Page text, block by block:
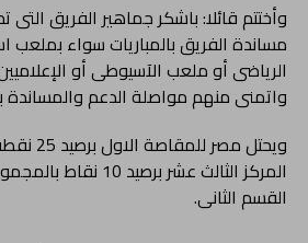
وأختتم قائلا: باشكر جماهير الفريق
مساندة الفريق بالمباريات سواء
الرياضى أو ملعب الآسيوطى أو
واتمنى منهم مواصلة الدعم والمساندة
ويحتل
المركز الثالث عشر
القسم الثانى.